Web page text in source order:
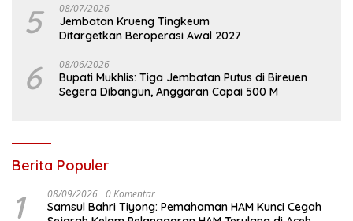
5 08/07/2026
Jembatan Krueng Tingkeum
Ditargetkan Beroperasi Awal 2027
6 08/06/2026
Bupati Mukhlis: Tiga Jembatan Putus di Bireuen
Segera Dibangun, Anggaran Capai 500 M
Berita Populer
1 08/09/2026 0 Komentar
Samsul Bahri Tiyong: Pemahaman HAM Kunci Cegah